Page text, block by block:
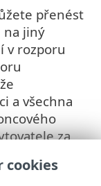
přenést
na jiný
v rozporu
a všechna
za
si
(ii) převod
cookies